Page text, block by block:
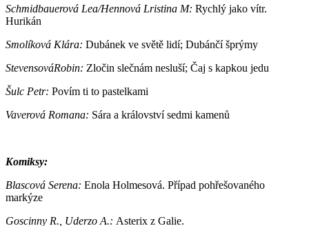
Schmidbauerová Lea/Hennová Lristina M: Rychlý jako vítr.
Hurikán
Smolíková Klára: Dubánek ve světě lidí; Dubánčí šprýmy
StevensováRobin: Zločin slečnám nesluší; Čaj s kapkou jedu
Šulc Petr: Povím ti to pastelkami
Vaverová Romana: Sára a království sedmi kamenů
Komiksy:
Blascová Serena: Enola Holmesová. Případ pohřešovaného
markýze
Goscinny R., Uderzo A.: Asterix z Galie.